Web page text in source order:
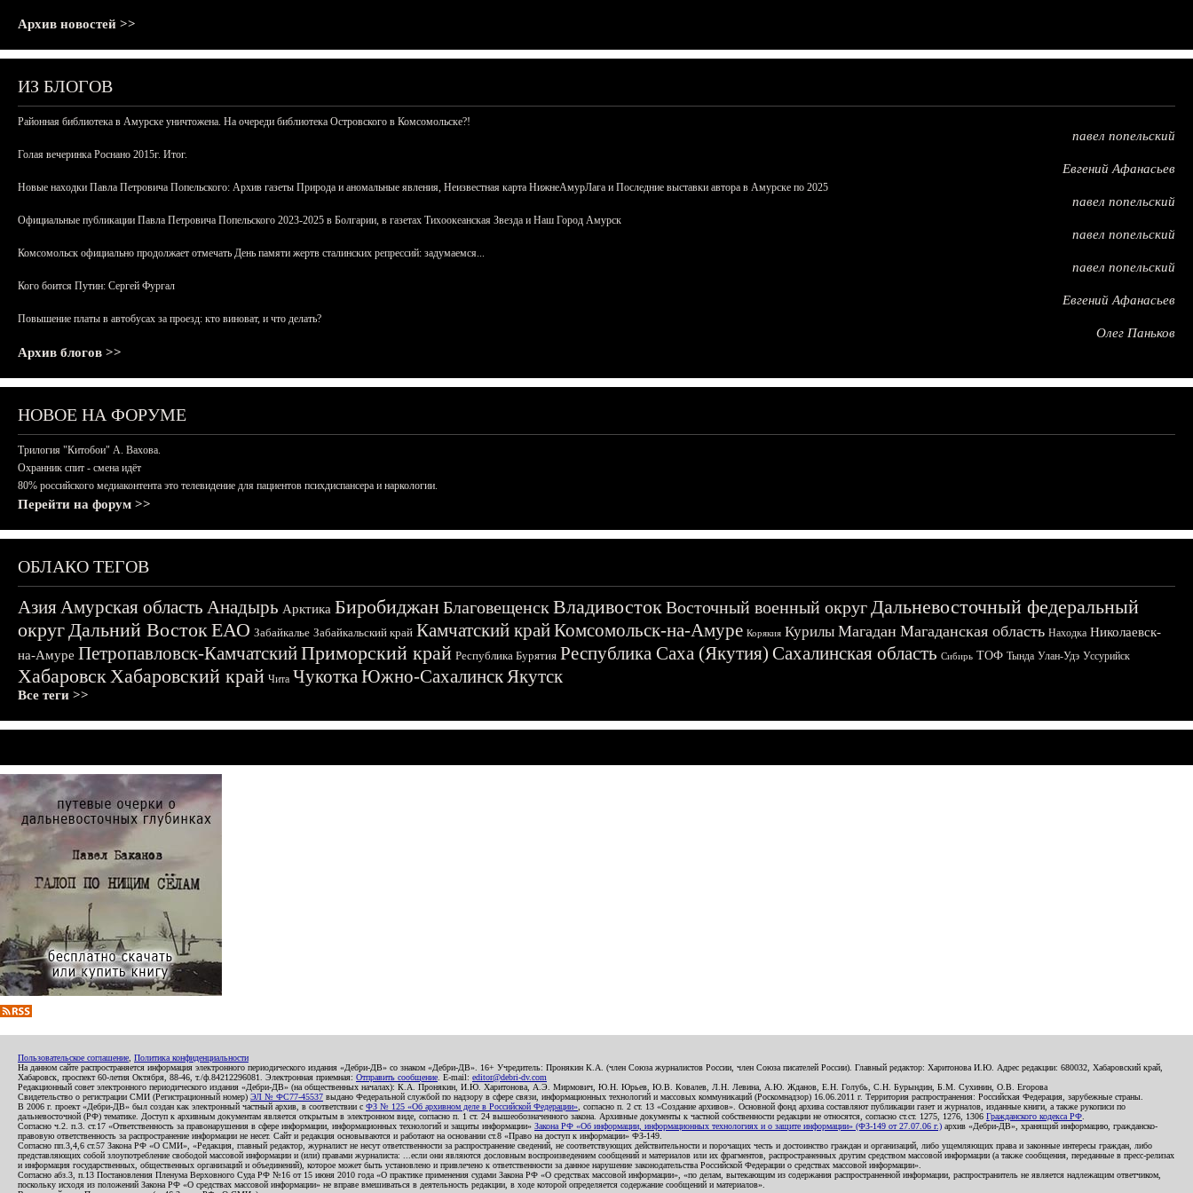
Архив новостей >>
ИЗ БЛОГОВ
Районная библиотека в Амурске уничтожена. На очереди библиотека Островского в Комсомольске?!
павел попельский
Голая вечеринка Роснано 2015г. Итог.
Евгений Афанасьев
Новые находки Павла Петровича Попельского: Архив газеты Природа и аномальные явления, Неизвестная карта НижнеАмурЛага и Последние выставки автора в Амурске по 2025
павел попельский
Официальные публикации Павла Петровича Попельского 2023-2025 в Болгарии, в газетах Тихоокеанская Звезда и Наш Город Амурск
павел попельский
Комсомольск официально продолжает отмечать День памяти жертв сталинских репрессий: задумаемся...
павел попельский
Кого боится Путин: Сергей Фургал
Евгений Афанасьев
Повышение платы в автобусах за проезд: кто виноват, и что делать?
Олег Паньков
Архив блогов >>
НОВОЕ НА ФОРУМЕ
Трилогия "Китобои" А. Вахова.
Охранник спит - смена идёт
80% российского медиаконтента это телевидение для пациентов психдиспансера и наркологии.
Перейти на форум >>
ОБЛАКО ТЕГОВ
АзияАмурская область Анадырь Арктика БиробиджанБлаговещенскВладивостокВосточный военный округДальневосточный федеральный
округДальний ВостокЕАО Забайкалье Забайкальский край Камчатский крайКомсомольск-на-Амуре Корякия Курилы Магадан Магаданская область Находка Николаевск-
на-Амуре Петропавловск-КамчатскийПриморский край Республика Бурятия Республика Саха (Якутия) Сахалинская область Сибирь ТОФ Тында Улан-Удэ Уссурийск
ХабаровскХабаровский край Чита ЧукоткаЮжно-СахалинскЯкутск
Все теги >>
Пользовательское соглашение Политика конфиденциальности
На данном сайте распространяется информация электронного периодического издания «Дебри-ДВ» со знаком «Дебри-ДВ». 16+ Учредитель: Пронякин К.А. (член Союза журналистов России, член Союза писателей России). Главный редактор: Харитонова И.Ю. Адрес редакции: 680032, Хабаровский край,
Хабаровск, проспект 60-летия Октября, 88-46, т./ф.84212296081. Электронная приемная: Отправить сообщение . E-mail: editor@debri-dv.com
Редакционный совет электронного периодического издания «Дебри-ДВ» (на общественных началах): К.А. Пронякин, И.Ю. Харитонова, А.Э. Мирмович, Ю.Н. Юрьев, Ю.В. Ковалев, Л.Н. Левина, А.Ю. Жданов, Е.Н. Голубь, С.Н. Бурындин, Б.М. Сухинин, О.В. Егорова
Свидетельство о регистрации СМИ (Регистрационный номер) ЭЛ № ФС77-45537 выдано Федеральной службой по надзору в сфере связи, информационных технологий и массовых коммуникаций (Роскомнадзор) 16.06.2011 г. Территория распространения: Российская Федерация, зарубежные страны.
В 2006 г. проект «Дебри-ДВ» был создан как электронный частный архив, в соответствии с ФЗ № 125 «Об архивном деле в Российской Федерации» , согласно п. 2 ст. 13 «Создание архивов». Основной фонд архива составляют публикации газет и журналов, изданные книги, а также рукописи по
дальневосточной (РФ) тематике. Доступ к архивным документам является открытым в электронном виде, согласно п. 1 ст. 24 вышеобозначенного закона. Архивные документы к частной собственности редакции не относятся, согласно ст.ст. 1275, 1276, 1306 Гражданского кодекса РФ
Согласно ч.2. п.3. ст.17 «Ответственность за правонарушения в сфере информации, информационных технологий и защиты информации» Закона РФ «Об информации, информационных технологиях и о защите информации» (ФЗ-149 от 27.07.06 г.) архив «Дебри-ДВ», хранящий информацию, гражданско-
правовую ответственность за распространение информации не несет. Сайт и редакция основываются и работают на основании ст.8 «Право на доступ к информации» ФЗ-149.
Согласно пп.3,4,6 ст.57 Закона РФ «О СМИ», «Редакция, главный редактор, журналист не несут ответственности за распространение сведений, не соответствующих действительности и порочащих честь и достоинство граждан и организаций, либо ущемляющих права и законные интересы граждан, либо
представляющих собой злоупотребление свободой массовой информации и (или) правами журналиста: ...если они являются дословным воспроизведением сообщений и материалов или их фрагментов, распространенных другим средством массовой информации (а также сообщения, переданные в пресс-релизах
и информация государственных, общественных организаций и объединений), которое может быть установлено и привлечено к ответственности за данное нарушение законодательства Российской Федерации о средствах массовой информации».
Согласно абз.3, п.13 Постановления Пленума Верховного Суда РФ №16 от 15 июня 2010 года «О практике применения судами Закона РФ «О средствах массовой информации», «по делам, вытекающим из содержания распространенной информации, распространитель не является надлежащим ответчиком,
поскольку исходя из положений Закона РФ «О средствах массовой информации» не вправе вмешиваться в деятельность редакции, в ходе которой определяется содержание сообщений и материалов».